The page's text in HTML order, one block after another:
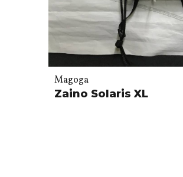
Magoga
Zaino Solaris XL